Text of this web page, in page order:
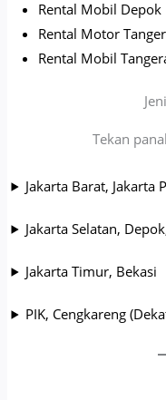
Rental Mobil Depok
Rental Motor
Rental Mobil
Tekan
Jakarta Barat, Jakarta
Jakarta Selatan,
Jakarta Timur, Bekasi
PIK, Cengkareng